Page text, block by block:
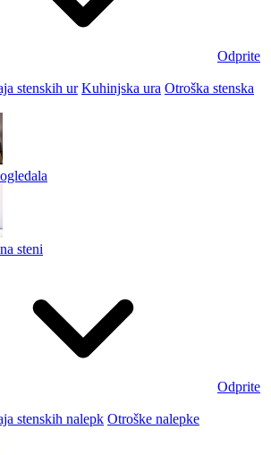
Odprite
stenskih ur Kuhinjska ura Otroška stenska
steni
Odprite
stenskih nalepk Otroške nalepke